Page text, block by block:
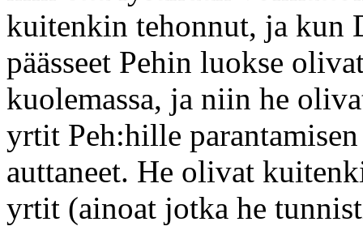
kuitenkin tehonnut, ja kun
päässeet Pehin luokse
kuolemassa, ja niin he
yrtit Peh:hille
auttaneet. He olivat
yrtit (ainoat jotka he